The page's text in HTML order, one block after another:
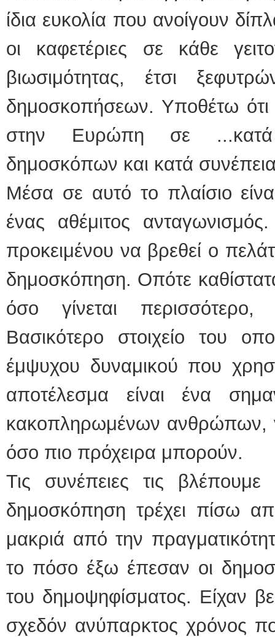
ίδια ευκολία που ανοίγουν
οι καφετέριες σε κάθε
βιωσιμότητας, έτσι
δημοσκοπήσεων. Υποθέτω ότι
στην Ευρώπη σε ...κατά
δημοσκόπων και κατά
Μέσα σε αυτό το πλαίσιο
ένας αθέμιτος
προκειμένου να βρεθεί ο
δημοσκόπηση. Οπότε
όσο γίνεται περισσότερο,
Βασικότερο στοιχείο του
έμψυχου δυναμικού που
αποτέλεσμα είναι ένα
κακοπληρωμένων ανθρώπων,
όσο πιο πρόχειρα μπορούν.
Τις συνέπειες τις
δημοσκόπηση τρέχει πίσω
μακριά από την
το πόσο έξω έπεσαν οι
του δημοψηφίσματος. Είχαν
σχεδόν ανύπαρκτος χρόνος
ΕΙΔΙΚΟΣ ΚΑΡΔΙΟΛΟΓΟΣ
ΚΩΝΣΤΑΝΤΙΝΟΣ Ε.
Holter πίεσης και
Δοκιμασία
υπέρηχος
τηλ.2251302311
Γέρα:Παπάδος
Σταυρουλάκη-Γαλάτη
ΑΤΕΙ Θεσσαλονίκης-
Σύμβαση με ΕΟΠΥΥ
Ασκληπιού 39
τηλ. 22510-54898-